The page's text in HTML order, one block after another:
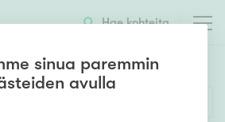
Hae kohteita
sinua paremmin
avulla